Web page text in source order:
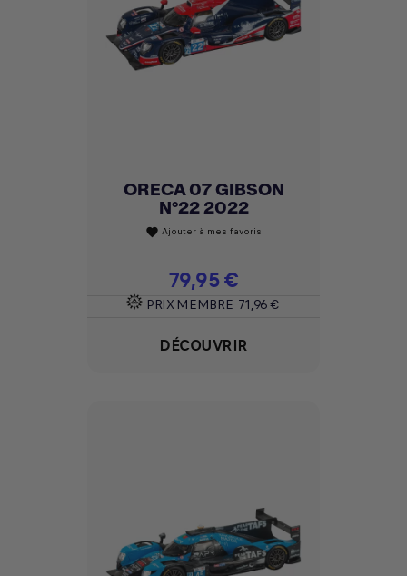
ORECA 07 GIBSON
N°22 2022
favorite Ajouter à mes favoris
Prix
79,95 €
PRIX MEMBRE 71,96 €
DÉCOUVRIR